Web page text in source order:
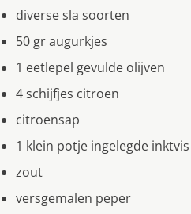
diverse sla soorten
50 gr augurkjes
1 eetlepel gevulde olijven
4 schijfjes citroen
citroensap
1 klein potje ingelegde
zout
versgemalen peper